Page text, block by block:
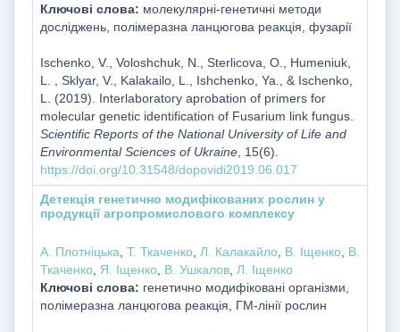
Ключові слова: молекулярні-генетичні методи
досліджень, полімеразна ланцюгова реакція, фузарії
Ischenko, V., Voloshchuk, N., Sterlicova, O., Humeniuk,
L. , Sklyar, V., Kalakailo, L., Ishchenko, Ya., & Ischenko,
L. (2019). Interlaboratory aprobation of primers for
molecular genetic identification of Fusarium link fungus.
Scientific Reports of the National University of Life and
Environmental Sciences of Ukraine, 15(6).
https://doi.org/10.31548/dopovidi2019.06.017
Детекція генетично модифікованих рослин у
продукції агропромислового комплексу
А. Плотніцька Т. Ткаченко, Л. Калакайло, В. Іщенко, В.
Ткаченко, Я. Іщенко, В. Ушкалов, Л. Іщенко
Ключові слова: генетично модифіковані організми,
полімеразна ланцюгова реакція, ГМ-лінії рослин